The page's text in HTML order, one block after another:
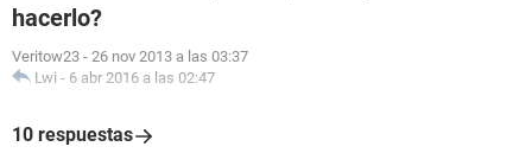
hacerlo?
Veritow23 - 26 nov 2013 a las 03:37
Lwi - 6 abr 2016 a las 02:47
10 respuestas